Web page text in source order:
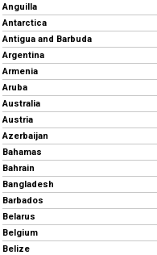
Anguilla
Antarctica
Antigua and Barbuda
Argentina
Armenia
Aruba
Australia
Austria
Azerbaijan
Bahamas
Bahrain
Bangladesh
Barbados
Belarus
Belgium
Belize